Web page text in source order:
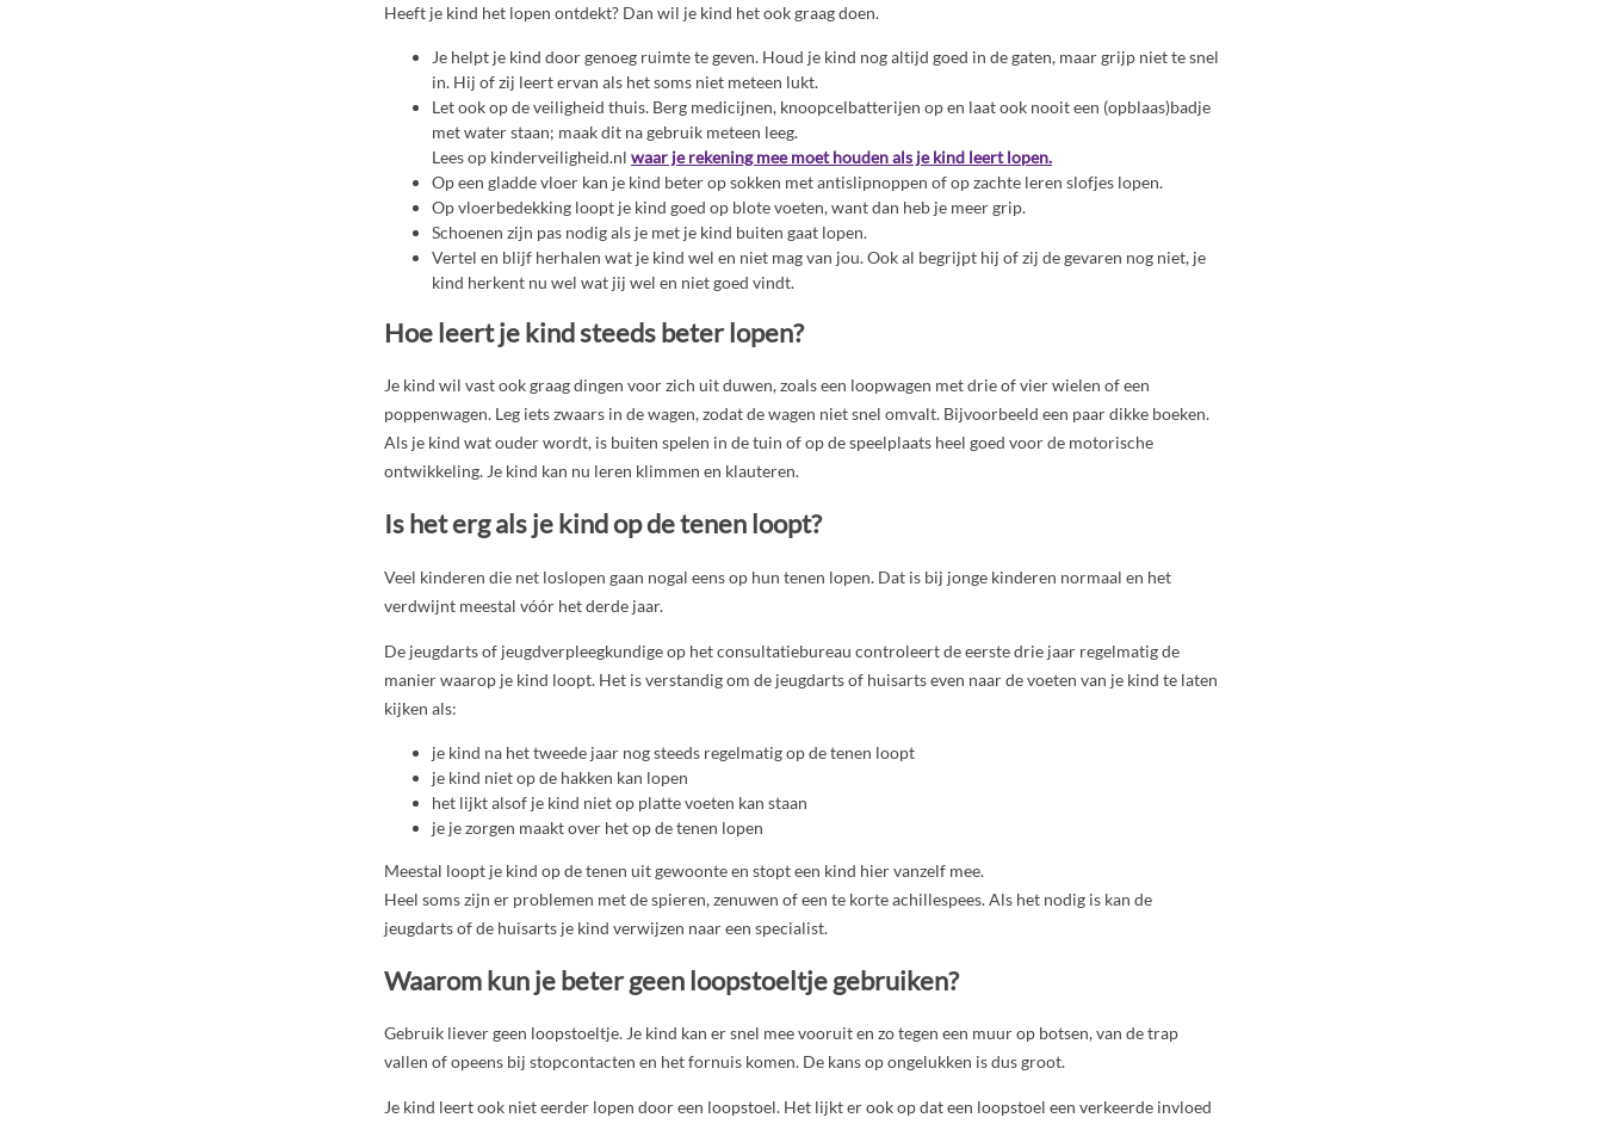
Heeft je kind het lopen ontdekt? Dan wil je kind het ook graag doen.
Je helpt je kind door genoeg ruimte te geven. Houd je kind nog altijd goed in de gaten, maar grijp niet te snel
in. Hij of zij leert ervan als het soms niet meteen lukt.
Let ook op de veiligheid thuis. Berg medicijnen, knoopcelbatterijen op en laat ook nooit een (opblaas)badje
met water staan; maak dit na gebruik meteen leeg.
Lees op kinderveiligheid.nl waar je rekening mee moet houden als je kind leert lopen.
Op een gladde vloer kan je kind beter op sokken met antislipnoppen of op zachte leren slofjes lopen.
Op vloerbedekking loopt je kind goed op blote voeten, want dan heb je meer grip.
Schoenen zijn pas nodig als je met je kind buiten gaat lopen.
Vertel en blijf herhalen wat je kind wel en niet mag van jou. Ook al begrijpt hij of zij de gevaren nog niet, je
kind herkent nu wel wat jij wel en niet goed vindt.
Hoe leert je kind steeds beter lopen?
Je kind wil vast ook graag dingen voor zich uit duwen, zoals een loopwagen met drie of vier wielen of een
poppenwagen. Leg iets zwaars in de wagen, zodat de wagen niet snel omvalt. Bijvoorbeeld een paar dikke boeken.
Als je kind wat ouder wordt, is buiten spelen in de tuin of op de speelplaats heel goed voor de motorische
ontwikkeling. Je kind kan nu leren klimmen en klauteren.
Is het erg als je kind op de tenen loopt?
Veel kinderen die net loslopen gaan nogal eens op hun tenen lopen. Dat is bij jonge kinderen normaal en het
verdwijnt meestal vóór het derde jaar.
De jeugdarts of jeugdverpleegkundige op het consultatiebureau controleert de eerste drie jaar regelmatig de
manier waarop je kind loopt. Het is verstandig om de jeugdarts of huisarts even naar de voeten van je kind te laten
kijken als:
je kind na het tweede jaar nog steeds regelmatig op de tenen loopt
je kind niet op de hakken kan lopen
het lijkt alsof je kind niet op platte voeten kan staan
je je zorgen maakt over het op de tenen lopen
Meestal loopt je kind op de tenen uit gewoonte en stopt een kind hier vanzelf mee.
Heel soms zijn er problemen met de spieren, zenuwen of een te korte achillespees. Als het nodig is kan de
jeugdarts of de huisarts je kind verwijzen naar een specialist.
Waarom kun je beter geen loopstoeltje gebruiken?
Gebruik liever geen loopstoeltje. Je kind kan er snel mee vooruit en zo tegen een muur op botsen, van de trap
vallen of opeens bij stopcontacten en het fornuis komen. De kans op ongelukken is dus groot.
Je kind leert ook niet eerder lopen door een loopstoel. Het lijkt er ook op dat een loopstoel een verkeerde invloed